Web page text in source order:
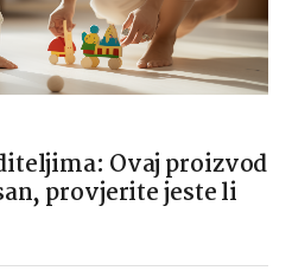
Ovaj proizvod
provjerite jeste li